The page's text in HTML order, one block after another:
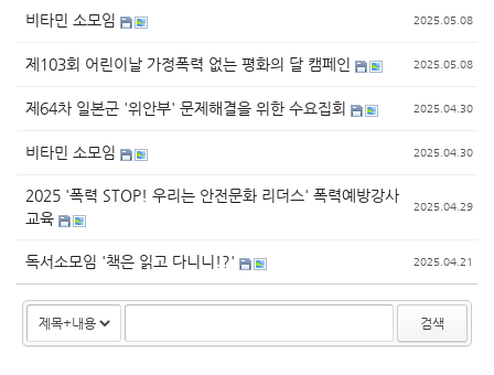
비타민 소모임 2025.05.08
제103회 어린이날 가정폭력 없는 평화의 달 캠페인 2025.05.08
제64차 일본군 '위안부' 문제해결을 위한 수요집회 2025.04.30
비타민 소모임 2025.04.30
2025 '폭력 STOP! 우리는 안전문화 리더스' 폭력예방강사
교육
2025.04.29
독서소모임 '책은 읽고 다니니!?' 2025.04.21
검색